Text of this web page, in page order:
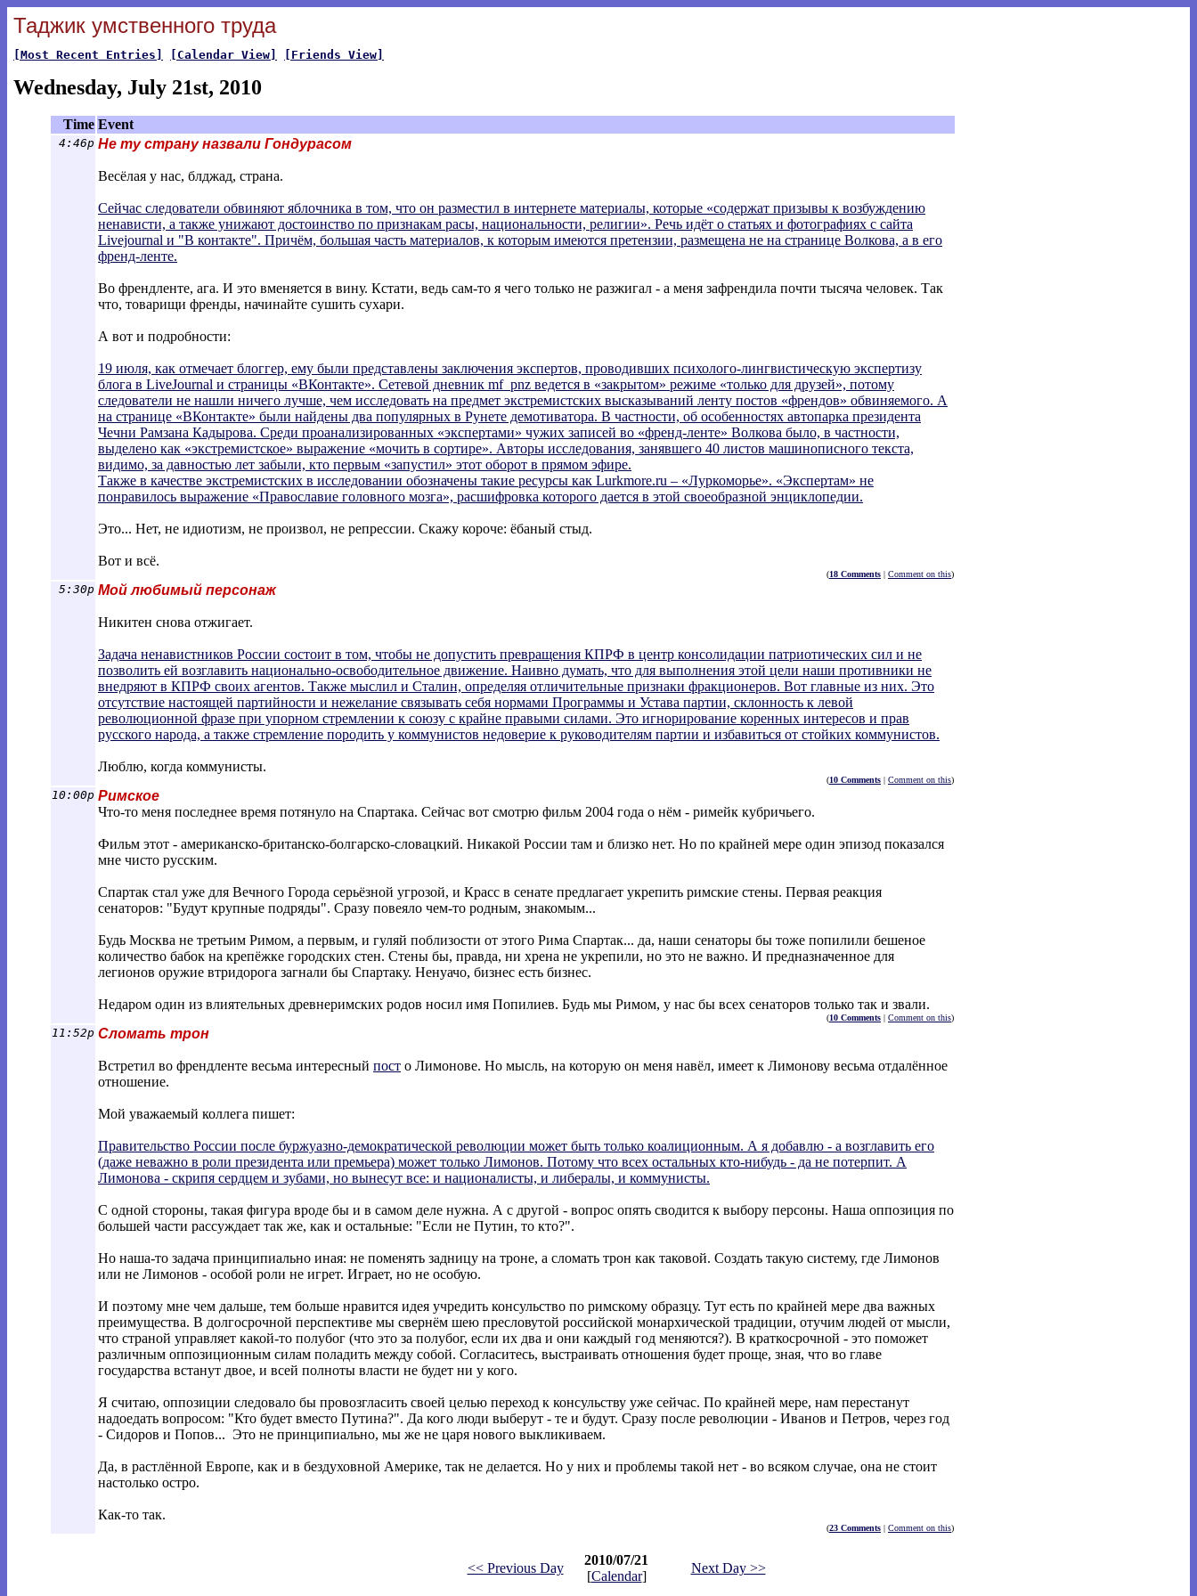
Таджик умственного труда
[Most Recent Entries] [Calendar View] [Friends View]
Wednesday, July 21st, 2010
Time Event
4:46p Не ту страну назвали Гондурасом
Весёлая у нас, блджад, страна.
Сейчас следователи обвиняют яблочника в том, что он разместил в интернете материалы, которые «содержат призывы к возбуждению
ненависти, а также унижают достоинство по признакам расы, национальности, религии». Речь идёт о статьях и фотографиях с сайта
Livejournal и "В контакте". Причём, большая часть материалов, к которым имеются претензии, размещена не на странице Волкова, а в его
френд-ленте.
Во френдленте, ага. И это вменяется в вину. Кстати, ведь сам-то я чего только не разжигал - а меня зафрендила почти тысяча человек. Так
что, товарищи френды, начинайте сушить сухари.
А вот и подробности:
19 июля, как отмечает блоггер, ему были представлены заключения экспертов, проводивших психолого-лингвистическую экспертизу
блога в LiveJournal и страницы «ВКонтакте». Сетевой дневник mf_pnz ведется в «закрытом» режиме «только для друзей», потому
следователи не нашли ничего лучше, чем исследовать на предмет экстремистских высказываний ленту постов «френдов» обвиняемого. А
на странице «ВКонтакте» были найдены два популярных в Рунете демотиватора. В частности, об особенностях автопарка президента
Чечни Рамзана Кадырова. Среди проанализированных «экспертами» чужих записей во «френд-ленте» Волкова было, в частности,
выделено как «экстремистское» выражение «мочить в сортире». Авторы исследования, занявшего 40 листов машинописного текста,
видимо, за давностью лет забыли, кто первым «запустил» этот оборот в прямом эфире.
Также в качестве экстремистских в исследовании обозначены такие ресурсы как Lurkmore.ru – «Луркоморье». «Экспертам» не
понравилось выражение «Православие головного мозга», расшифровка которого дается в этой своеобразной энциклопедии.
Это... Нет, не идиотизм, не произвол, не репрессии. Скажу короче: ёбаный стыд.
Вот и всё.
(18 Comments | Comment on this)
5:30p Мой любимый персонаж
Никитен снова отжигает.
Задача ненавистников России состоит в том, чтобы не допустить превращения КПРФ в центр консолидации патриотических сил и не
позволить ей возглавить национально-освободительное движение. Наивно думать, что для выполнения этой цели наши противники не
внедряют в КПРФ своих агентов. Также мыслил и Сталин, определяя отличительные признаки фракционеров. Вот главные из них. Это
отсутствие настоящей партийности и нежелание связывать себя нормами Программы и Устава партии, склонность к левой
революционной фразе при упорном стремлении к союзу с крайне правыми силами. Это игнорирование коренных интересов и прав
русского народа, а также стремление породить у коммунистов недоверие к руководителям партии и избавиться от стойких коммунистов.
Люблю, когда коммунисты.
(10 Comments | Comment on this)
10:00p Римское
Что-то меня последнее время потянуло на Спартака. Сейчас вот смотрю фильм 2004 года о нём - римейк кубричьего.
Фильм этот - американско-британско-болгарско-словацкий. Никакой России там и близко нет. Но по крайней мере один эпизод показался
мне чисто русским.
Спартак стал уже для Вечного Города серьёзной угрозой, и Красс в сенате предлагает укрепить римские стены. Первая реакция
сенаторов: "Будут крупные подряды". Сразу повеяло чем-то родным, знакомым...
Будь Москва не третьим Римом, а первым, и гуляй поблизости от этого Рима Спартак... да, наши сенаторы бы тоже попилили бешеное
количество бабок на крепёжке городских стен. Стены бы, правда, ни хрена не укрепили, но это не важно. И предназначенное для
легионов оружие втридорога загнали бы Спартаку. Ненуачо, бизнес есть бизнес.
Недаром один из влиятельных древнеримских родов носил имя Попилиев. Будь мы Римом, у нас бы всех сенаторов только так и звали.
(10 Comments | Comment on this)
11:52p Сломать трон
Встретил во френдленте весьма интересный пост о Лимонове. Но мысль, на которую он меня навёл, имеет к Лимонову весьма отдалённое
отношение.
Мой уважаемый коллега пишет:
Правительство России после буржуазно-демократической революции может быть только коалиционным. А я добавлю - а возглавить его
(даже неважно в роли президента или премьера) может только Лимонов. Потому что всех остальных кто-нибудь - да не потерпит. А
Лимонова - скрипя сердцем и зубами, но вынесут все: и националисты, и либералы, и коммунисты.
С одной стороны, такая фигура вроде бы и в самом деле нужна. А с другой - вопрос опять сводится к выбору персоны. Наша оппозиция по
большей части рассуждает так же, как и остальные: "Если не Путин, то кто?".
Но наша-то задача принципиально иная: не поменять задницу на троне, а сломать трон как таковой. Создать такую систему, где Лимонов
или не Лимонов - особой роли не игрет. Играет, но не особую.
И поэтому мне чем дальше, тем больше нравится идея учредить консульство по римскому образцу. Тут есть по крайней мере два важных
преимущества. В долгосрочной перспективе мы свернём шею пресловутой российской монархической традиции, отучим людей от мысли,
что страной управляет какой-то полубог (что это за полубог, если их два и они каждый год меняются?). В краткосрочной - это поможет
различным оппозиционным силам поладить между собой. Согласитесь, выстраивать отношения будет проще, зная, что во главе
государства встанут двое, и всей полноты власти не будет ни у кого.
Я считаю, оппозиции следовало бы провозгласить своей целью переход к консульству уже сейчас. По крайней мере, нам перестанут
надоедать вопросом: "Кто будет вместо Путина?". Да кого люди выберут - те и будут. Сразу после революции - Иванов и Петров, через год
- Сидоров и Попов... Это не принципиально, мы же не царя нового выкликиваем.
Да, в растлённой Европе, как и в бездуховной Америке, так не делается. Но у них и проблемы такой нет - во всяком случае, она не стоит
настолько остро.
Как-то так.
(23 Comments | Comment on this)
<< Previous Day
2010/07/21
[Calendar]
Next Day >>